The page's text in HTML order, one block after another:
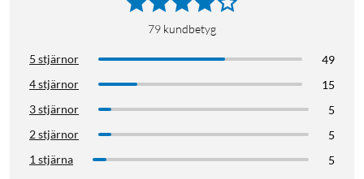
användande, för att undvika att skadliga bakterier bildas i
enheten. Vid byte av filter sköljs det nya filtret av och
blötläggs i ca 5 minuter, innan det installeras i enheten. För
manual.
79 kundbetyg
5 stjärnor
49
4 stjärnor
15
3 stjärnor
5
2 stjärnor
5
1 stjärna
5